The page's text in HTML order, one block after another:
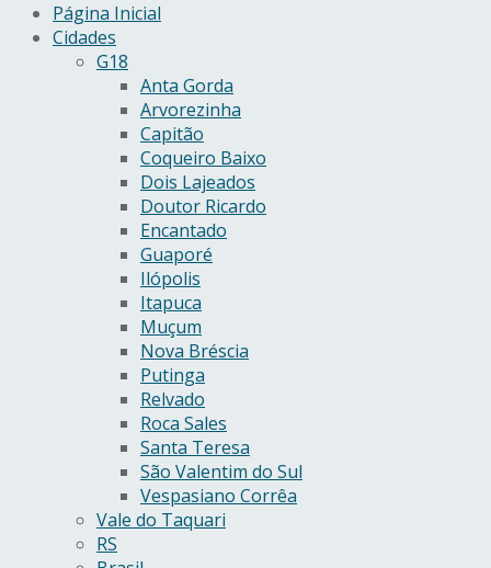
Página Inicial
Cidades
G18
Anta Gorda
Arvorezinha
Capitão
Coqueiro Baixo
Dois Lajeados
Doutor Ricardo
Encantado
Guaporé
Ilópolis
Itapuca
Muçum
Nova Bréscia
Putinga
Relvado
Roca Sales
Santa Teresa
São Valentim do Sul
Vespasiano Corrêa
Vale do Taquari
RS